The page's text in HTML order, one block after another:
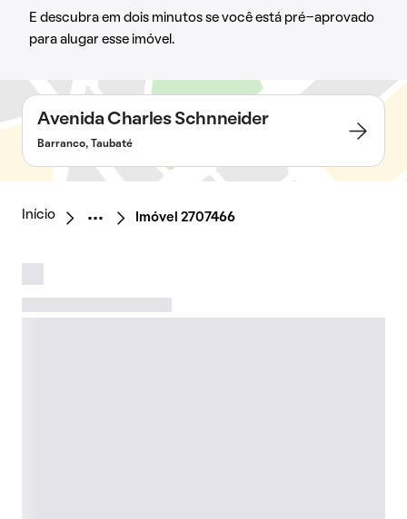
E descubra em dois minutos se você está pré-aprovado
para alugar esse imóvel.
Avenida Charles Schnneider
Barranco, Taubaté
Início Imóvel 2707466